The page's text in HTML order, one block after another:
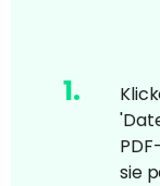
1.
sie